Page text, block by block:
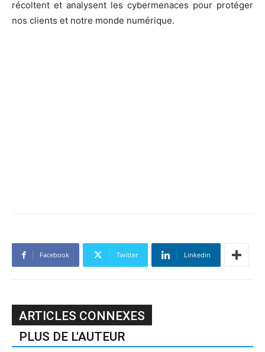
récoltent et analysent les cybermenaces pour protéger
nos clients et notre monde numérique.
Facebook Twitter Linkedin
ARTICLES CONNEXES
PLUS DE L'AUTEUR